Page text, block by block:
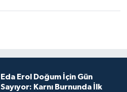
Eda Erol Doğum İçin Gün
Sayıyor: Karnı Burnunda İlk